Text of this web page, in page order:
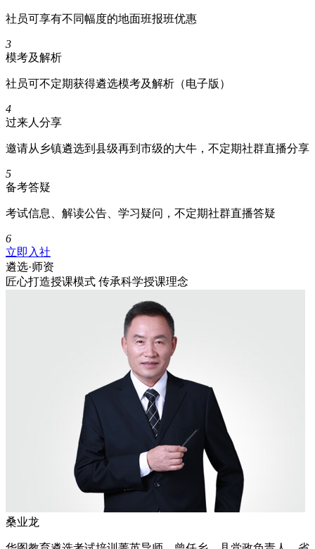
社员可享有不同幅度的地面班报班优惠
3
模考及解析
社员可不定期获得遴选模考及解析（电子版）
4
过来人分享
邀请从乡镇遴选到县级再到市级的大牛，不定期社群直播分享
5
备考答疑
考试信息、解读公告、学习疑问，不定期社群直播答疑
6
立即入社
遴选·师资
匠心打造授课模式 传承科学授课理念
桑业龙